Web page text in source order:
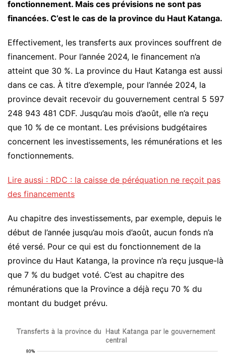
fonctionnement. Mais ces prévisions ne sont pas
financées. C’est le cas de la province du Haut Katanga.
Effectivement, les transferts aux provinces souffrent de
financement. Pour l’année 2024, le financement n’a
atteint que 30 %. La province du Haut Katanga est aussi
dans ce cas. À titre d’exemple, pour l’année 2024, la
province devait recevoir du gouvernement central 5 597
248 943 481 CDF. Jusqu’au mois d’août, elle n’a reçu
que 10 % de ce montant. Les prévisions budgétaires
concernent les investissements, les rémunérations et les
fonctionnements.
Lire aussi : RDC : la caisse de péréquation ne reçoit pas
des financements
Au chapitre des investissements, par exemple, depuis le
début de l’année jusqu’au mois d’août, aucun fonds n’a
été versé. Pour ce qui est du fonctionnement de la
province du Haut Katanga, la province n’a reçu jusque-là
que 7 % du budget voté. C’est au chapitre des
rémunérations que la Province a déjà reçu 70 % du
montant du budget prévu.